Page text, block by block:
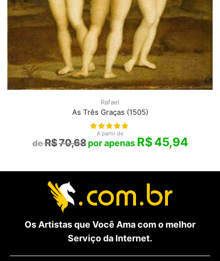
Rafael
As Três Graças (1505)
A partir de
R$70,68 R$45,94
Os Artistas que Você Ama com o melhor
Serviço da Internet.